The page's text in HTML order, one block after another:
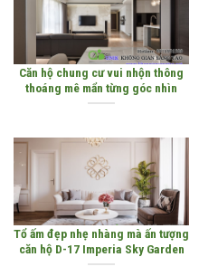
Căn hộ chung cư vui nhộn thông
thoáng mê mẩn từng góc nhìn
Tổ ấm đẹp nhẹ nhàng mà ấn tượng
căn hộ D-17 Imperia Sky Garden